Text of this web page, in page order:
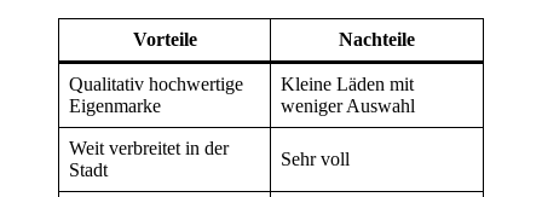
Vorteile Nachteile
Qualitativ hochwertige
Eigenmarke
Kleine Läden mit
weniger Auswahl
Weit verbreitet in der
Stadt
Sehr voll